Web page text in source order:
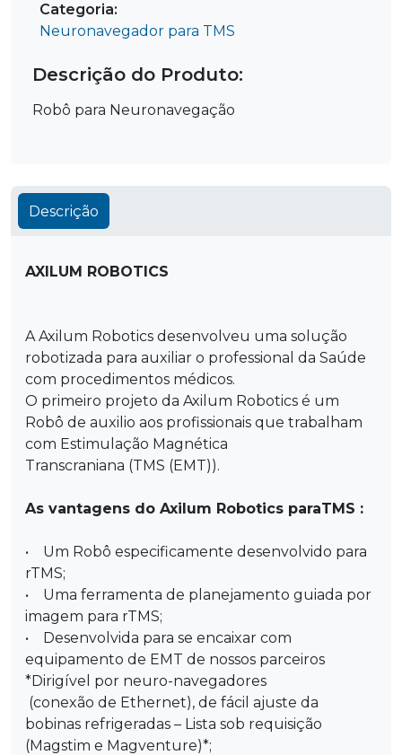
Categoria:
Neuronavegador para TMS
Descrição do Produto:
Robô para Neuronavegação
Descrição
AXILUM ROBOTICS
A Axilum Robotics desenvolveu uma solução
robotizada para auxiliar o professional da Saúde
com procedimentos médicos.
O primeiro projeto da Axilum Robotics é um
Robô de auxilio aos profissionais que trabalham
com Estimulação Magnética
Transcraniana (TMS (EMT)).
As vantagens do Axilum Robotics paraTMS :
• Um Robô especificamente desenvolvido para
rTMS;
• Uma ferramenta de planejamento guiada por
imagem para rTMS;
• Desenvolvida para se encaixar com
equipamento de EMT de nossos parceiros
*Dirigível por neuro-navegadores
(conexão de Ethernet), de fácil ajuste da
bobinas refrigeradas – Lista sob requisição
(Magstim e Magventure)*;